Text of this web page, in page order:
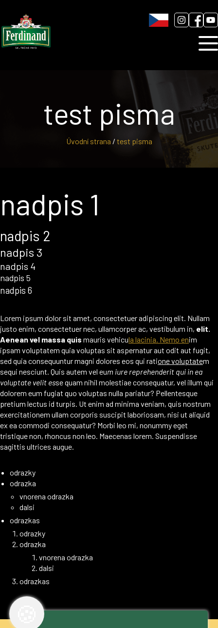
Blog
Úvodní strana / test pisma
test pisma
nadpis 1
nadpis 2
nadpis 3
nadpis 4
nadpis 5
nadpis 6
Lorem ipsum dolor sit amet, consectetuer adipiscing elit. Nullam
justo enim, consectetuer nec, ullamcorper ac, vestibulum in, elit.
Aenean vel massa quis mauris vehicula lacinia. Nemo enim
ipsam voluptatem quia voluptas sit aspernatur aut odit aut fugit,
sed quia consequuntur magni dolores eos qui ratione voluptatem
sequi nesciunt. Quis autem vel eum iure reprehenderit qui in ea
voluptate velit esse quam nihil molestiae consequatur, vel illum qui
dolorem eum fugiat quo voluptas nulla pariatur? Pellentesque
pretium lectus id turpis. Ut enim ad minima veniam, quis nostrum
exercitationem ullam corporis suscipit laboriosam, nisi ut aliquid
ex ea commodi consequatur? Morbi leo mi, nonummy eget
tristique non, rhoncus non leo. Maecenas lorem. Suspendisse
sagittis ultrices augue.
odrazky
odrazka
vnorena odrazka
dalsi
odrazkas
odrazky
odrazka
vnorena odrazka
dalsi
odrazkas